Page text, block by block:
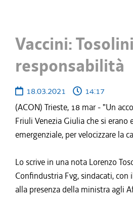
Vaccini:
responsabilità
18.03.2021
14:17
(ACON) Trieste, 18 mar - "Un
Friuli Venezia Giulia che si
emergenziale, per velocizzare la
Lo scrive in una nota Lorenzo
Confindustria Fvg, sindacati,
alla presenza della ministra agli